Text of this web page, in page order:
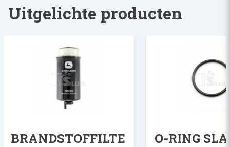
Uitgelichte producten
BRANDSTOFFILTE
O-RING